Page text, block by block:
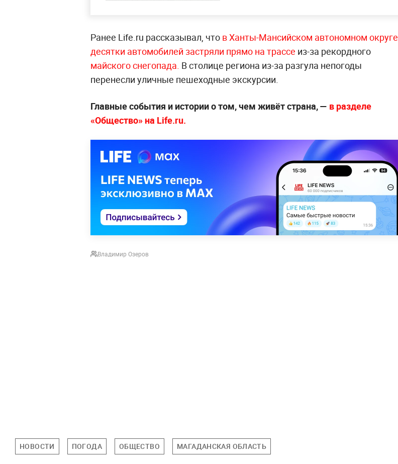
Ранее Life.ru рассказывал, что в Ханты-Мансийском автономном округе
десятки автомобилей застряли прямо на трассе из-за рекордного
майскогоснегопада. В столице региона из-за разгула непогоды
перенесли уличные пешеходные экскурсии.
Главные события и истории о том, чем живёт страна, — в разделе
«Общество» на Life.ru.
Владимир Озеров
НОВОСТИ ПОГОДА ОБЩЕСТВО МАГАДАНСКАЯ ОБЛАСТЬ